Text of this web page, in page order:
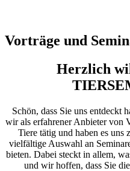
Vorträge und
Herzlich
Schön, dass Sie uns entdeckt
wir als erfahrener Anbieter von
Tiere tätig und haben es uns
vielfältige Auswahl an
bieten. Dabei steckt in allem,
und wir hoffen, dass Sie